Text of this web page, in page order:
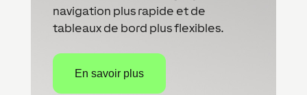
navigation plus rapide et de
tableaux de bord plus flexibles.
En savoir plus